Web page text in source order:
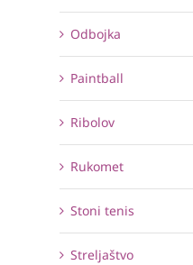
Odbojka
Paintball
Ribolov
Rukomet
Stoni tenis
Streljaštvo